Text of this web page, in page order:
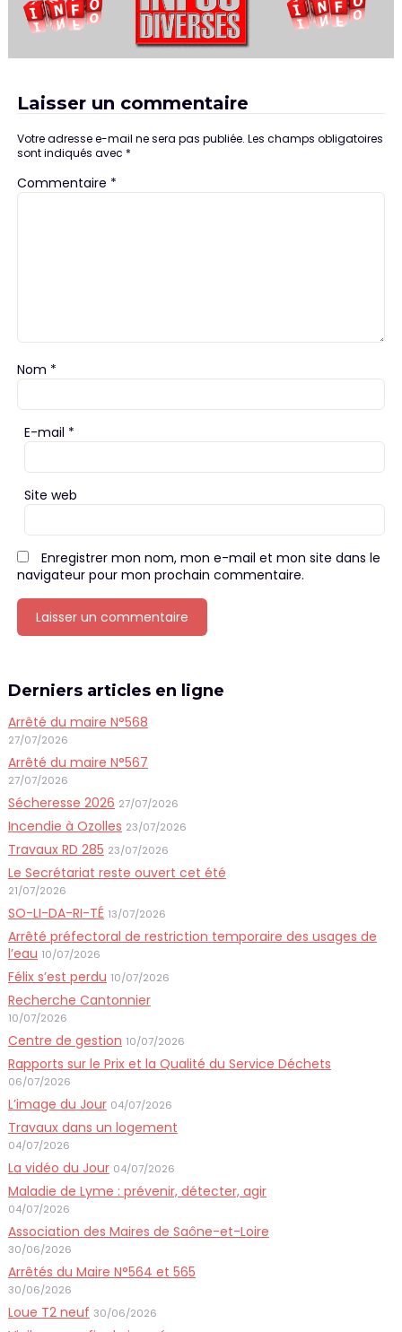
Laisser un commentaire
Votre adresse e-mail ne sera pas publiée. Les champs obligatoires
sont indiqués avec *
Commentaire *
Nom *
E-mail *
Site web
Enregistrer mon nom, mon e-mail et mon site dans le
navigateur pour mon prochain commentaire.
Derniers articles en ligne
Arrêté du maire N°568
27/07/2026
Arrêté du maire N°567
27/07/2026
Sécheresse 2026 27/07/2026
Incendie à Ozolles 23/07/2026
Travaux RD 285 23/07/2026
Le Secrétariat reste ouvert cet été
21/07/2026
SO-LI-DA-RI-TÉ 13/07/2026
Arrêté préfectoral de restriction temporaire des usages de
l’eau 10/07/2026
Félix s’est perdu 10/07/2026
Recherche Cantonnier
10/07/2026
Centre de gestion 10/07/2026
Rapports sur le Prix et la Qualité du Service Déchets
06/07/2026
L’image du Jour 04/07/2026
Travaux dans un logement
04/07/2026
La vidéo du Jour 04/07/2026
Maladie de Lyme : prévenir, détecter, agir
04/07/2026
Association des Maires de Saône-et-Loire
30/06/2026
Arrêtés du Maire N°564 et 565
30/06/2026
Loue T2 neuf 30/06/2026